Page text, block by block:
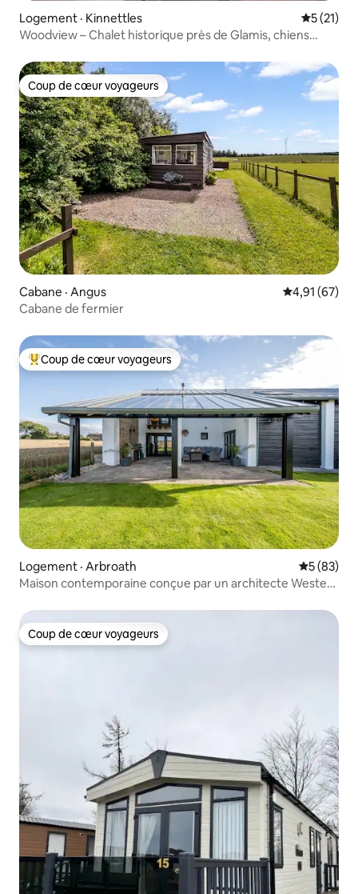
Logement · Kinnettles Note
5 (21)
Woodview – Chalet historique près de Glamis, chiens
Coup de cœur voyageurs
Coup de cœur voyageurs
Cabane · Angus Note
4,91 (67)
Cabane de fermier
Coup de cœur voyageurs parmi les plus aimés
Coup de cœur voyageurs
Logement · Arbroath Note
5 (83)
Maison contemporaine conçue par un architecte Wester
Coup de cœur voyageurs
Coup de cœur voyageurs